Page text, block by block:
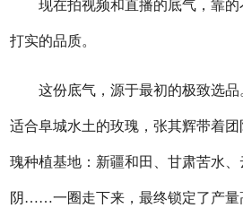
现在拍视频和直播的底气，靠的
打实的品质。
这份底气，源于最初的极致选品
适合阜城水土的玫瑰，张其辉带着
瑰种植基地：新疆和田、甘肃苦水
阴……一圈走下来，最终锁定了产量